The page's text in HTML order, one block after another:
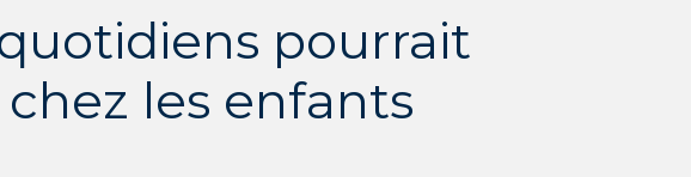
pourrait
les enfants